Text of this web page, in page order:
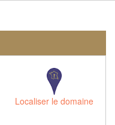
Localiser le domaine